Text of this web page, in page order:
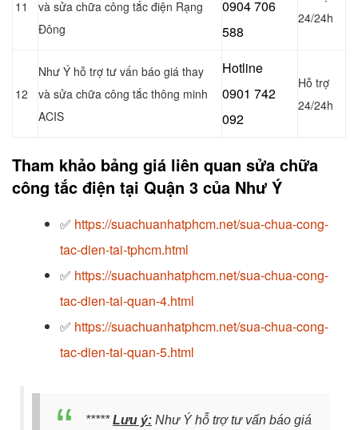
11
và sửa chữa công tắc điện Rạng
Đông
0904 706
588
24/24h
12
Như Ý hỗ trợ tư vấn báo giá thay
và sửa chữa công tắc thông minh
ACIS
Hotline
0901 742
092
Hỗ trợ
24/24h
Tham khảo bảng giá liên quan sửa chữa
công tắc điện tại Quận 3 của Như Ý
✅ https://suachuanhatphcm.net/sua-chua-cong-
tac-dien-tai-tphcm.html
✅ https://suachuanhatphcm.net/sua-chua-cong-
tac-dien-tai-quan-4.html
✅ https://suachuanhatphcm.net/sua-chua-cong-
tac-dien-tai-quan-5.html
*****Lưu ý: Như Ý hỗ trợ tư vấn báo giá